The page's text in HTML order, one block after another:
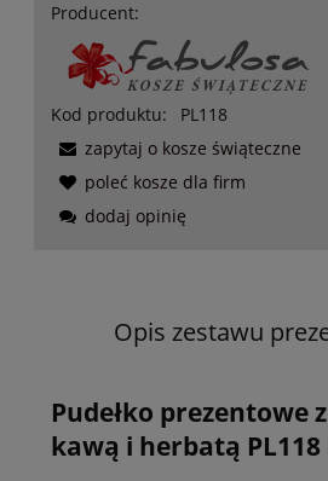
Producent:
Kod produktu:
PL118
zapytaj o kosze świąteczne
poleć kosze dla firm
dodaj opinię
Opis zestawu
Pudełko prezentowe
kawą i herbatą PL118